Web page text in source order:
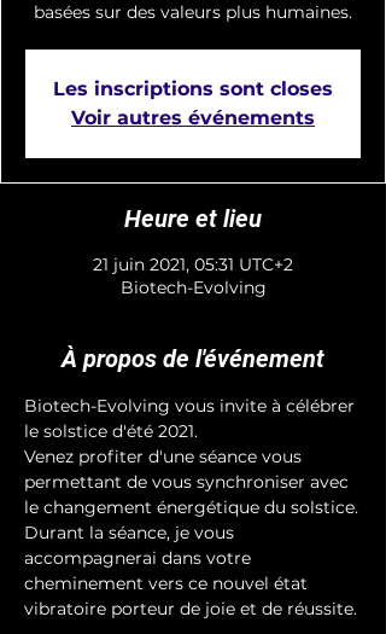
basées sur des valeurs plus humaines.
Les inscriptions sont closes
Voir autres événements
Heure et lieu
21 juin 2021, 05:31 UTC+2
Biotech-Evolving
À propos de l'événement
Biotech-Evolving vous invite à célébrer
le solstice d'été 2021.
Venez profiter d'une séance vous
permettant de vous synchroniser avec
le changement énergétique du solstice.
Durant la séance, je vous
accompagnerai dans votre
cheminement vers ce nouvel état
vibratoire porteur de joie et de réussite.